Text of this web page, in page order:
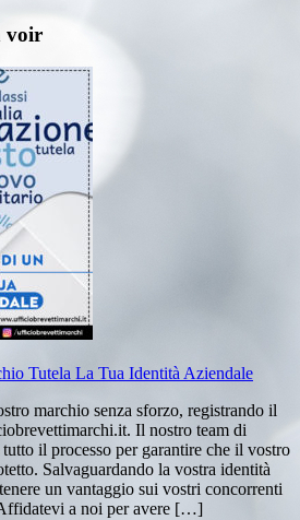
voir
Tutela La Tua Identità Aziendale
marchio senza sforzo, registrando il
Il nostro team di
il processo per garantire che il vostro
Salvaguardando la vostra identità
un vantaggio sui vostri concorrenti
a noi per avere […]